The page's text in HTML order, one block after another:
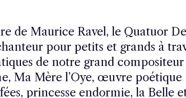
de Maurice Ravel, le Quatuor
pour petits et grands à
de notre grand compositeur
Ma Mère l’Oye, œuvre poétique
princesse endormie, la Belle